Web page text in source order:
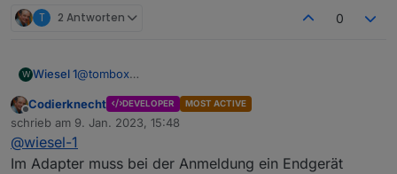
T 2 Antworten 0
W Wiesel 1@tombox
Bist du der Entwickler von dem Adapter? Kann man
den Entwickler im iobroker sehen?
Ich habe gestern Abend den Adapter TP-Link TAPO
V0.0.8 installiert. Gab auch nur den einen...
Wobei ich mir mit der Mailadresse nicht sicher war bei
in meinem Postfach:
Offline
Codierknecht DEVELOPER MOST ACTIVE
schrieb am 9. Jan. 2023, 15:48
zuletzt editiert von
@wiesel-1
Im Adapter muss bei der Anmeldung ein Endgerät